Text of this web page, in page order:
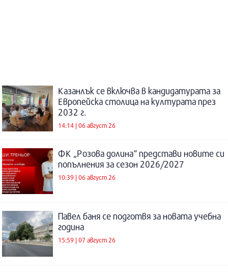
Казанлък се включва в кандидатурата за
Европейска столица на културата през
2032 г.
14:14 | 06 август 26
ФК „Розова долина“ представи новите си
попълнения за сезон 2026/2027
10:39 | 06 август 26
Павел баня се подготвя за новата учебна
година
15:59 | 07 август 26